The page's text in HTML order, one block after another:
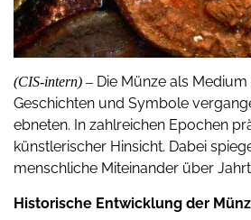
(CIS-intern) – Die Münze als
Geschichten und Symbole
ebneten. In zahlreichen Epochen
künstlerischer Hinsicht. Dabei
menschliche Miteinander über
Historische Entwicklung der